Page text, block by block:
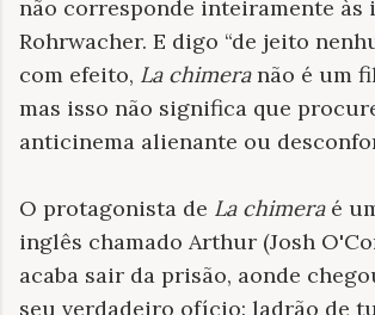
não corresponde inteiramente às
Rohrwacher. E digo “de jeito
com efeito, La chimeranão é um
mas isso não significa que
anticinema alienante ou
O protagonista de La chimeraé
inglês chamado Arthur (Josh
acaba sair da prisão, aonde
seu verdadeiro ofício: ladrão de